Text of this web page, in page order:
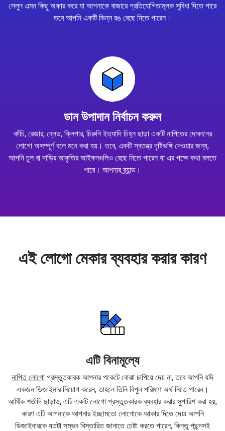
সেলুন এমন কিছু অফার করে যা আপনাকে বাজারে প্রতিযোগিতামূলক সুবিধা দিতে পারে
তবে আপনি একটি ভিন্ন রঙ বেছে নিতে পারেন।
ডান উপাদান নির্বাচন করুন
কাঁচি, রেজার, ব্লেড, ক্লিপার, চিরুনি ইত্যাদি চিহ্ন ছাড়া একটি নাপিতের দোকানের
লোগো অসম্পূর্ণ বলে মনে করা হয়। তবে, একটি স্বতন্ত্র দৃষ্টিভঙ্গি দেওয়ার জন্য,
আপনি চুল বা দাড়ির আকৃতির আইকনগুলিও বেছে নিতে পারেন যা এর পক্ষে কথা বলতে
পারে। আপনার ব্র্যান্ড।
এই লোগো মেকার ব্যবহার করার কারণ
এটি বিনামূল্যে
নাপিত লোগো প্রস্তুতকারক আপনার পকেটে বোঝা চাপিয়ে দেয় না, তবে আপনি যদি
একজন ডিজাইনার নিয়োগ করেন, তাহলে তিনি বিপুল পরিমাণ অর্থ নিতে পারেন।
আর্থিক শর্তাদি ছাড়াও, এটি একটি লোগো প্রস্তুতকারক ব্যবহার করার সুপারিশ করা হয়,
কারণ এটি আপনাকে আপনার ইচ্ছামতো লোগোকে আকার দিতে দেয়৷ আপনি
ডিজাইনারকে যতটা সম্ভব বিস্তারিত জানাতে চেষ্টা করতে পারেন, কিন্তু পছন্দসই